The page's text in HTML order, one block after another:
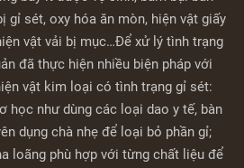
gỉ sét, oxy hóa ăn mòn, hiện vật giấy
vật vải bị mục…Để xử lý tình trạng
đã thực hiện nhiều biện pháp với
vật kim loại có tình trạng gỉ sét:
học như dùng các loại dao y tế, bàn
dụng chà nhẹ để loại bỏ phần gỉ;
loãng phù hợp với từng chất liệu để